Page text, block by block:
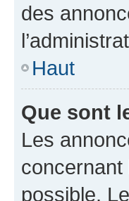
des
Haut
Que sont
Les
possible.